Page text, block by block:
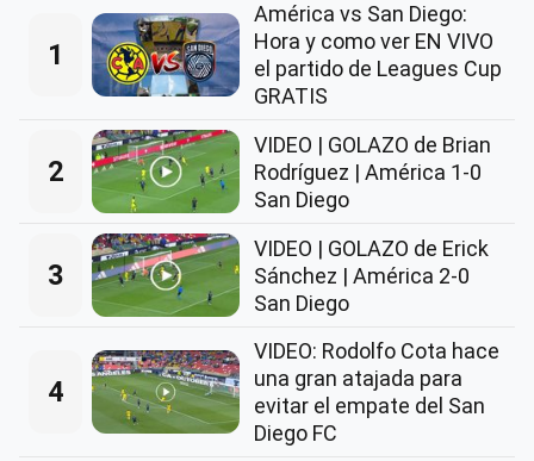
1
América vs San Diego:
Hora y como ver EN VIVO
el partido de Leagues Cup
GRATIS
2
VIDEO | GOLAZO de Brian
Rodríguez | América 1-0
San Diego
3
VIDEO | GOLAZO de Erick
Sánchez | América 2-0
San Diego
4
VIDEO: Rodolfo Cota hace
una gran atajada para
evitar el empate del San
Diego FC